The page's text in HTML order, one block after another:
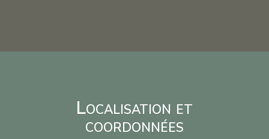
Localisation et
coordonnées